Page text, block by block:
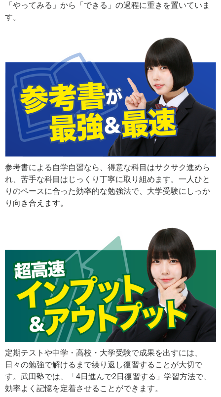
「やってみる」から「できる」の過程に重きを置いていま
す。
参考書による自学自習なら、得意な科目はサクサク進めら
れ、苦手な科目はじっくり丁寧に取り組めます。一人ひと
りのペースに合った効率的な勉強法で、大学受験にしっか
り向き合えます。
定期テストや中学・高校・大学受験で成果を出すには、
日々の勉強で解けるまで繰り返し復習することが大切で
す。武田塾では、「4日進んで2日復習する」学習方法で、
効率よく記憶を定着させることができます。